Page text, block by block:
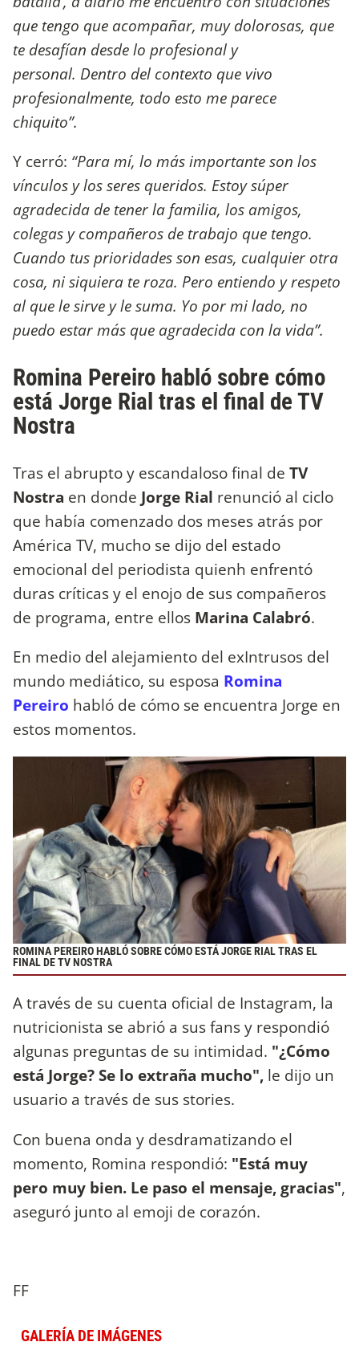
que tengo que acompañar, muy dolorosas, que
te desafían desde lo profesional y
personal. Dentro del contexto que vivo
profesionalmente, todo esto me parece
chiquito”.
Y cerró: “Para mí, lo más importante son los
vínculos y los seres queridos. Estoy súper
agradecida de tener la familia, los amigos,
colegas y compañeros de trabajo que tengo.
Cuando tus prioridades son esas, cualquier otra
cosa, ni siquiera te roza. Pero entiendo y respeto
al que le sirve y le suma. Yo por mi lado, no
puedo estar más que agradecida con la vida”.
Romina Pereiro habló sobre cómo
está Jorge Rial tras el final de TV
Nostra
Tras el abrupto y escandaloso final de TV
Nostra en donde Jorge Rial renunció al ciclo
que había comenzado dos meses atrás por
América TV, mucho se dijo del estado
emocional del periodista quienh enfrentó
duras críticas y el enojo de sus compañeros
de programa, entre ellos Marina Calabró.
En medio del alejamiento del exIntrusos del
mundo mediático, su esposa Romina
Pereiro habló de cómo se encuentra Jorge en
estos momentos.
ROMINA PEREIRO HABLÓ SOBRE CÓMO ESTÁ JORGE RIAL TRAS EL
FINAL DE TV NOSTRA
A través de su cuenta oficial de Instagram, la
nutricionista se abrió a sus fans y respondió
algunas preguntas de su intimidad. "¿Cómo
está Jorge? Se lo extraña mucho", le dijo un
usuario a través de sus stories.
Con buena onda y desdramatizando el
momento, Romina respondió: "Está muy
pero muy bien. Le paso el mensaje, gracias",
aseguró junto al emoji de corazón.
FF
GALERÍA DE IMÁGENES